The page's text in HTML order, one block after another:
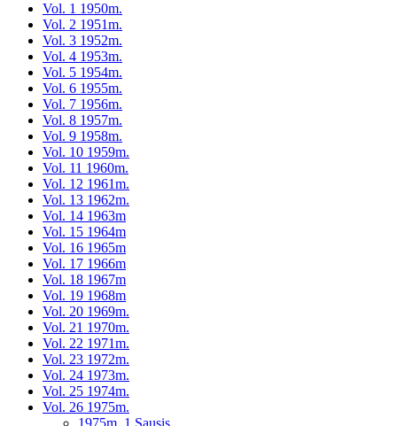
Vol. 1 1950m.
Vol. 2 1951m.
Vol. 3 1952m.
Vol. 4 1953m.
Vol. 5 1954m.
Vol. 6 1955m.
Vol. 7 1956m.
Vol. 8 1957m.
Vol. 9 1958m.
Vol. 10 1959m.
Vol. 11 1960m.
Vol. 12 1961m.
Vol. 13 1962m.
Vol. 14 1963m
Vol. 15 1964m
Vol. 16 1965m
Vol. 17 1966m
Vol. 18 1967m
Vol. 19 1968m
Vol. 20 1969m.
Vol. 21 1970m.
Vol. 22 1971m.
Vol. 23 1972m.
Vol. 24 1973m.
Vol. 25 1974m.
Vol. 26 1975m.